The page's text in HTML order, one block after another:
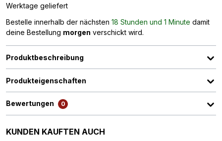
Werktage geliefert
Bestelle innerhalb der nächsten 18 Stunden und 1 Minute damit
deine Bestellung morgen verschickt wird.
Produktbeschreibung
Produkteigenschaften
Bewertungen 0
Produktgalerie überspringen
KUNDEN KAUFTEN AUCH